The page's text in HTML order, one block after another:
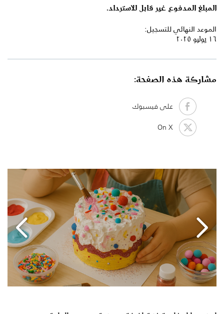
المبلغ المدفوع غير قابل للاسترداد.
الموعد النهائي للتسجيل:
١٦ يوليو ٢٠٢٥
مشاركة هذه الصفحة:
على فيسبوك